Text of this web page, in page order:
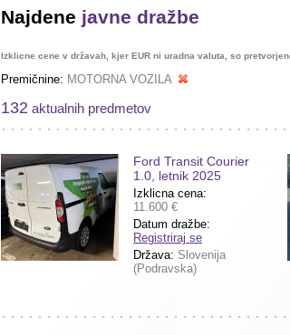
Najdene javne dražbe
Izklicne cene v državah, kjer EUR ni uradna valuta, so
Premičnine: MOTORNA VOZILA
132 aktualnih predmetov
Ford Transit Courier
1.0, letnik 2025
Izklicna cena:
11.600 €
Datum dražbe:
Registriraj se
Država: Slovenija
(Podravska)